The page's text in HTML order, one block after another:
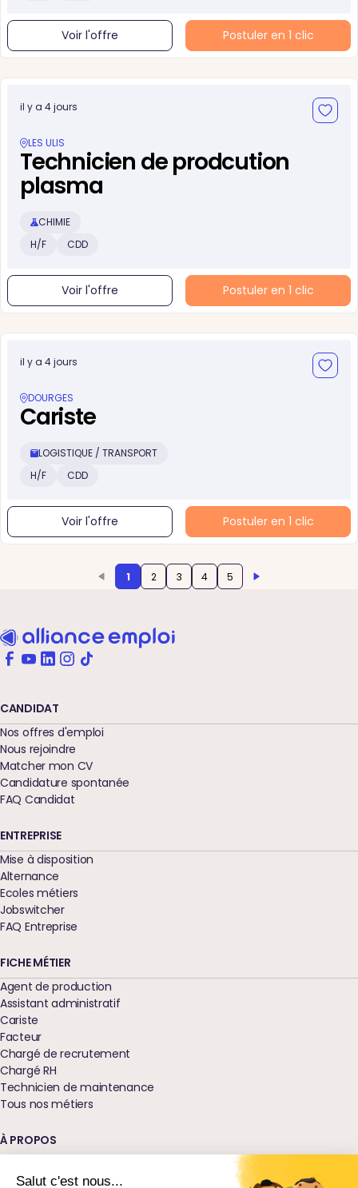
Salut c'est nous...
Voir l'offre Postuler en 1 clic
il y a 4 jours
LES ULIS
Technicien de prodcution
plasma
CHIMIE
H/F
CDD
Voir l'offre Postuler en 1 clic
il y a 4 jours
DOURGES
Cariste
LOGISTIQUE / TRANSPORT
H/F
CDD
Voir l'offre Postuler en 1 clic
1 2 3 4 5
CANDIDAT
Nos offres d'emploi
Nous rejoindre
Matcher mon CV
Candidature spontanée
FAQ Candidat
ENTREPRISE
Mise à disposition
Alternance
Ecoles métiers
Jobswitcher
FAQ Entreprise
FICHE MÉTIER
Agent de production
Assistant administratif
Cariste
Facteur
Chargé de recrutement
Chargé RH
Technicien de maintenance
Tous nos métiers
À PROPOS
Nos agences